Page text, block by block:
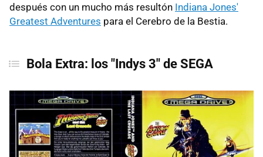
después con un mucho más resultón Indiana Jones'
Greatest Adventures para el Cerebro de la Bestia.
Bola Extra: los "Indys 3" deSEGA